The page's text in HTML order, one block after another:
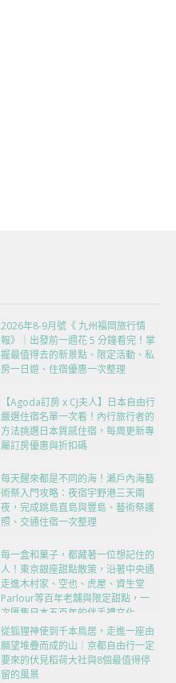
2026年8-9月號《 九州福岡旅行情
報》｜出發前一週花 5 分鐘看完！掌
握最值得去的新景點、限定活動、私
房一日遊、住宿優惠一次整理
【Agoda訂房 x CJ夫人】日本自由行
嚴選住宿名單一次看！內行旅行者的
方法挑選日本質感住宿，每周更新專
屬訂房優惠與折扣碼
每天醒來都是不同的海！瀨戶內海藝
術祭入門攻略：夜宿宇野港三天兩
夜，完成跳島直島與豐島、藝術祭護
照、交通住宿一次整理
每一盒和菓子，都藏著一位想記住的
人！東京銀座甜點散策，沿著中央通
走進木村家、空也、虎屋、資生堂
Parlour等百年老舖與限定甜點，一
次匯集日本五百年的伴手禮文化
從狐狸神使到千本鳥居，走進一座由
願望堆疊而成的山｜京都自由行一定
要來的伏見稻荷大社與8個最值得停
留的風景